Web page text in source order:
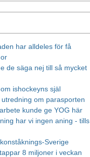
har alldeles för få
de säga nej till så mycket
ishockeyns själ
om parasporten
kunde ge YOG här
har vi ingen aning - tills
Sverige
8 miljoner i veckan